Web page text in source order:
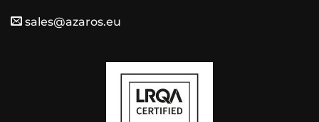
sales@azaros.eu